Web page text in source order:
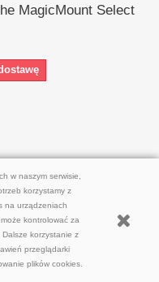
w naszym serwisie,
korzystamy z
na urządzeniach
kontrolować za
korzystanie z
przeglądarki
plików cookies.
MagicMount Select